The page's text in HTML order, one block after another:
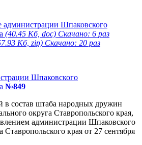
администрации Шпаковского
(40.45 Кб, doc) Скачано: 6 раз
Кб, zip) Скачано: 20 раз
Шпаковского
№849
в состав штаба народных дружин
округа Ставропольского края,
администрации Шпаковского
края от 27 сентября